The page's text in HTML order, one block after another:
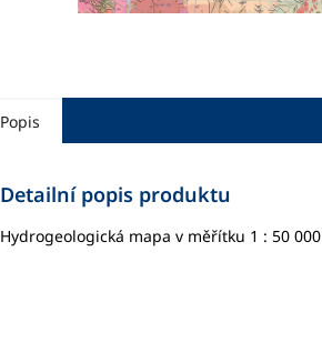
Popis
Detailní popis produktu
Hydrogeologická mapa v měřítku 1 : 50 000